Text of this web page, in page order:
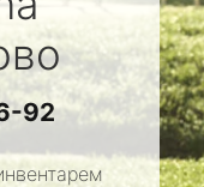
92